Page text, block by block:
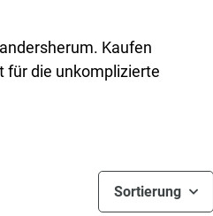
Kaufen
für die unkomplizierte
Sortierung